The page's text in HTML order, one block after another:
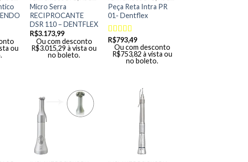
ou
Micro Serra
RECIPROCANTE
DSR 110 – DENTFLEX
R$3.173,99
Ou com desconto
R$3.015,29 à vista ou
no boleto.
Peça Reta Intra PR
01- Dentflex
Avaliação
5.00de 5
R$793,49
Ou com desconto
R$753,82 à vista ou
no boleto.